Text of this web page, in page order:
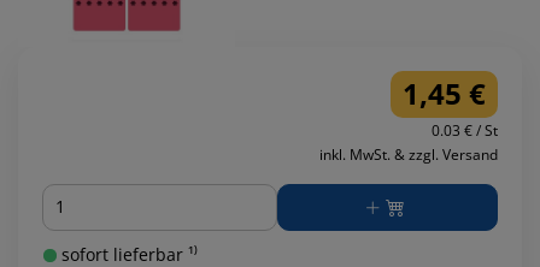
1,45 €
0.03 € / St
inkl. MwSt. & zzgl. Versand
Menge
sofort lieferbar ¹⁾